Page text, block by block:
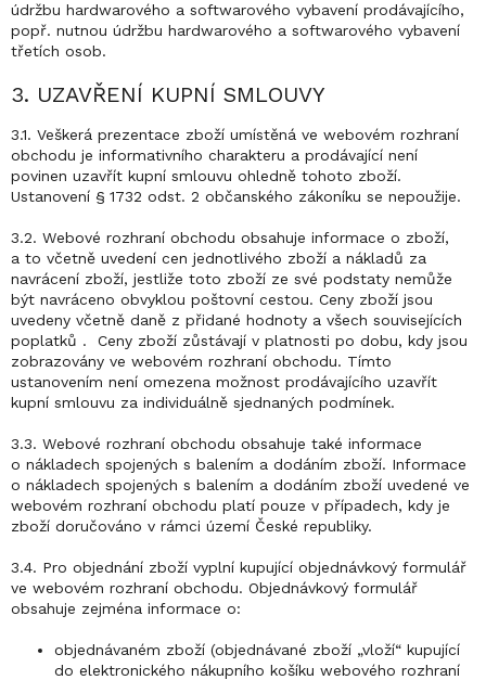
údržbu hardwarového a softwarového vybavení prodávajícího,
popř. nutnou údržbu hardwarového a softwarového vybavení
třetích osob.
3. UZAVŘENÍ KUPNÍ SMLOUVY
3.1. Veškerá prezentace zboží umístěná ve webovém rozhraní
obchodu je informativního charakteru a prodávající není
povinen uzavřít kupní smlouvu ohledně tohoto zboží.
Ustanovení § 1732 odst. 2 občanského zákoníku se nepoužije.
3.2. Webové rozhraní obchodu obsahuje informace o zboží,
a to včetně uvedení cen jednotlivého zboží a nákladů za
navrácení zboží, jestliže toto zboží ze své podstaty nemůže
být navráceno obvyklou poštovní cestou. Ceny zboží jsou
uvedeny včetně daně z přidané hodnoty a všech souvisejících
poplatků . Ceny zboží zůstávají v platnosti po dobu, kdy jsou
zobrazovány ve webovém rozhraní obchodu. Tímto
ustanovením není omezena možnost prodávajícího uzavřít
kupní smlouvu za individuálně sjednaných podmínek.
3.3. Webové rozhraní obchodu obsahuje také informace
o nákladech spojených s balením a dodáním zboží. Informace
o nákladech spojených s balením a dodáním zboží uvedené ve
webovém rozhraní obchodu platí pouze v případech, kdy je
zboží doručováno v rámci území České republiky.
3.4. Pro objednání zboží vyplní kupující objednávkový formulář
ve webovém rozhraní obchodu. Objednávkový formulář
obsahuje zejména informace o:
objednávaném zboží (objednávané zboží „vloží“ kupující
do elektronického nákupního košíku webového rozhraní